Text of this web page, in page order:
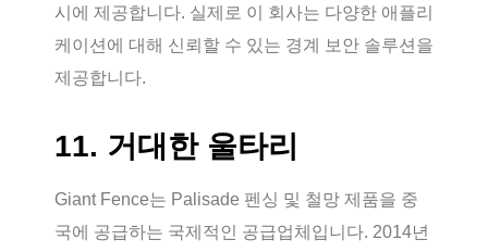
시에 제공합니다. 실제로 이 회사는 다양한 애플리
케이션에 대해 신뢰할 수 있는 경계 보안 솔루션을
제공합니다.
11. 거대한 울타리
Giant Fence는 Palisade 펜싱 및 철망 제품을 중
국에 공급하는 국제적인 공급업체입니다. 2014년